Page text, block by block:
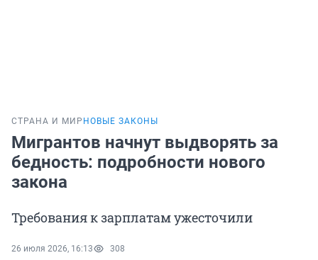
СТРАНА И МИР НОВЫЕ ЗАКОНЫ
Мигрантов начнут выдворять за
бедность: подробности нового
закона
Требования к зарплатам ужесточили
26 июля 2026, 16:13 308